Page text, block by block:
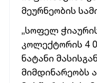
მეურნეობის
„სოფელ
კოლექტორის 4
ნატანი
მიმდინარეობს